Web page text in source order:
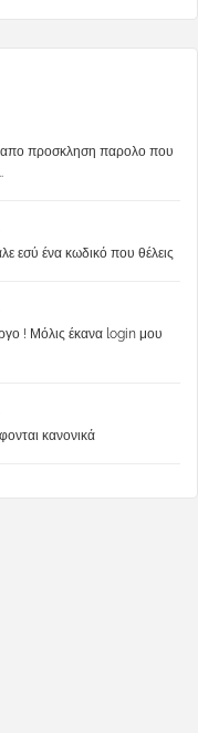
απο προσκληση παρολο που
εσύ ένα κωδικό που θέλεις
! Μόλις έκανα login μου
κανονικά